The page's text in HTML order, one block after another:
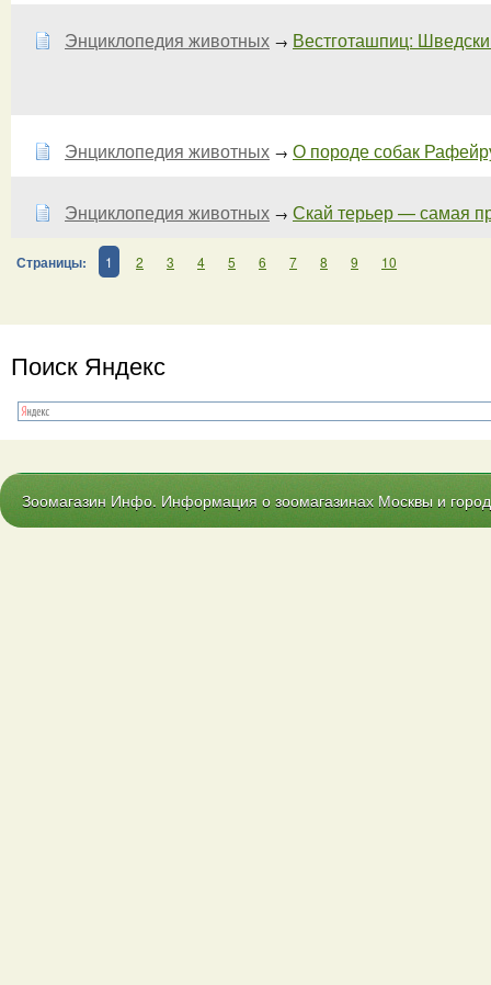
Энциклопедия животных → Вестготашпиц:
Энциклопедия животных → О породе собак
Энциклопедия животных → Скай терьер — самая
Страницы: 1 2 3 4 5 6 7 8 9 10
Поиск Яндекс
Зоомагазин Инфо. Информация о зоомагазинах Москвы и